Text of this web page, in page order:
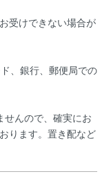
受けできない場合が
、銀行、郵便局での
せんので、確実にお
ります。置き配など